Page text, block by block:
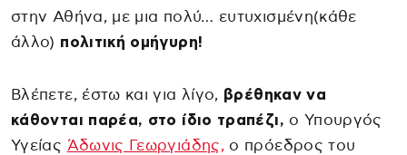
στην Αθήνα, με μια πολύ… ευτυχισμένη(κάθε
άλλο) πολιτική ομήγυρη!
Βλέπετε, έστω και για λίγο, βρέθηκαν να
κάθονται παρέα, στο ίδιο τραπέζι, ο Υπουργός
Υγείας Άδωνις Γεωργιάδης, ο πρόεδρος του